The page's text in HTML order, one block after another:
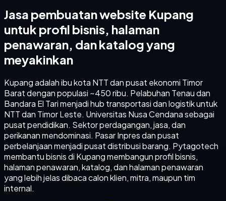
Jasa pembuatan website Kupang
untuk profil bisnis, halaman
penawaran, dan katalog yang
meyakinkan
Kupang adalah ibu kota NTT dan pusat ekonomi Timor
Barat dengan populasi ~450 ribu. Pelabuhan Tenau dan
Bandara El Tari menjadi hub transportasi dan logistik untuk
NTT dan Timor Leste. Universitas Nusa Cendana sebagai
pusat pendidikan. Sektor perdagangan, jasa, dan
perikanan mendominasi. Pasar Inpres dan pusat
perbelanjaan menjadi pusat distribusi barang. Pytagotech
membantu bisnis di Kupang membangun profil bisnis,
halaman penawaran, katalog, dan halaman penawaran
yang lebih jelas dibaca calon klien, mitra, maupun tim
internal.